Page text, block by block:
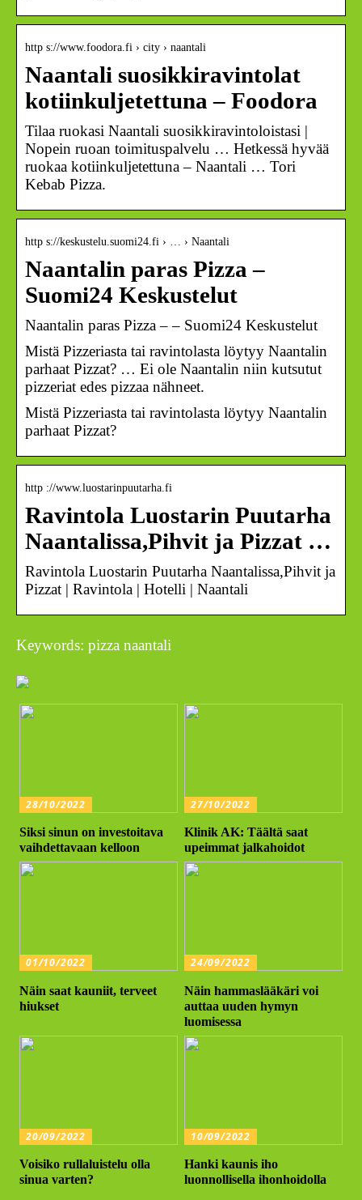
http s://www.foodora.fi › city › naantali
Naantali suosikkiravintolat
kotiinkuljetettuna – Foodora
Tilaa ruokasi Naantali suosikkiravintoloistasi |
Nopein ruoan toimituspalvelu … Hetkessä hyvää
ruokaa kotiinkuljetettuna – Naantali … Tori
Kebab Pizza.
http s://keskustelu.suomi24.fi › … › Naantali
Naantalin paras Pizza –
Suomi24 Keskustelut
Naantalin paras Pizza – – Suomi24 Keskustelut
Mistä Pizzeriasta tai ravintolasta löytyy Naantalin
parhaat Pizzat? … Ei ole Naantalin niin kutsutut
pizzeriat edes pizzaa nähneet.
Mistä Pizzeriasta tai ravintolasta löytyy Naantalin
parhaat Pizzat?
http ://www.luostarinpuutarha.fi
Ravintola Luostarin Puutarha
Naantalissa,Pihvit ja Pizzat …
Ravintola Luostarin Puutarha Naantalissa,Pihvit ja
Pizzat | Ravintola | Hotelli | Naantali
Keywords: pizza naantali
28/10/2022
Siksi sinun on investoitava
vaihdettavaan kelloon
27/10/2022
Klinik AK: Täältä saat
upeimmat jalkahoidot
01/10/2022
Näin saat kauniit, terveet
hiukset
24/09/2022
Näin hammaslääkäri voi
auttaa uuden hymyn
luomisessa
20/09/2022
Voisiko rullaluistelu olla
sinua varten?
10/09/2022
Hanki kaunis iho
luonnollisella ihonhoidolla